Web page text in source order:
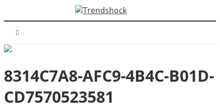
8314C7A8-AFC9-4B4C-B01D-
CD7570523581